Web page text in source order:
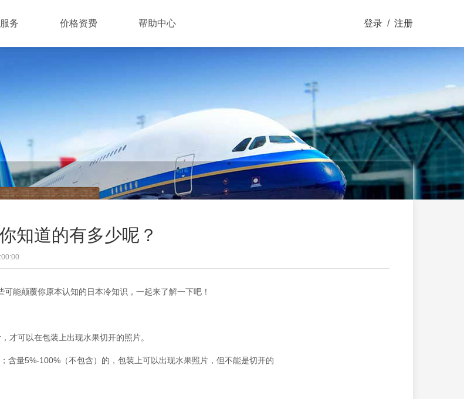
务 价格资费 帮助中心 登录 / 注册
知道的有多少呢？
能颠覆你原本认知的日本冷知识，一起来了解一下吧！
才可以在包装上出现水果切开的照片。
含量5%-100%（不包含）的，包装上可以出现水果照片，但不能是切开的